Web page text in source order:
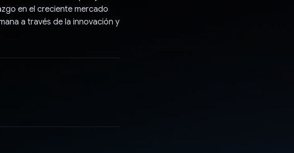
en el creciente mercado
a través de la innovación y